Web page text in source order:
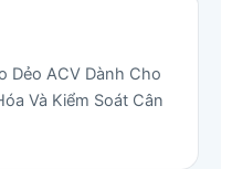
Dẻo ACV Dành Cho
Và Kiểm Soát Cân